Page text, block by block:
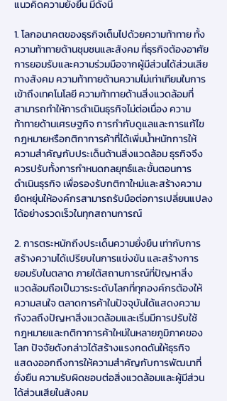
แนวคิดความยั่งยืน มีดังนี้
1. โลกอนาคตของธุรกิจเต็มไปด้วยความท้าทาย ทั้ง
ความท้าทายด้านชุมชนและสังคม ที่ธุรกิจต้องอาศัย
การยอมรับและความร่วมมือจากผู้มีส่วนได้ส่วนเสีย
ทางสังคม ความท้าทายด้านความไม่เท่าเทียมในการ
เข้าถึงเทคโนโลยี ความท้าทายด้านสิ่งแวดล้อมที่
สามารถทำให้การดำเนินธุรกิจไม่ต่อเนื่อง ความ
ท้าทายด้านเศรษฐกิจ การกำกับดูแลและการแก้ไข
กฎหมายหรือกติกาการค้าที่ได้เพิ่มน้ำหนักการให้
ความสำคัญกับประเด็นด้านสิ่งแวดล้อม ธุรกิจจึง
ควรปรับทั้งการกำหนดกลยุทธ์และขั้นตอนการ
ดำเนินธุรกิจ เพื่อรองรับกติกาใหม่และสร้างความ
ยืดหยุ่นให้องค์กรสามารถรับมือต่อการเปลี่ยนแปลง
ได้อย่างรวดเร็วในทุกสถานการณ์
2. การตระหนักถึงประเด็นความยั่งยืน เท่ากับการ
สร้างความได้เปรียบในการแข่งขัน และสร้างการ
ยอมรับในตลาด ภายใต้สถานการณ์ที่ปัญหาสิ่ง
แวดล้อมถือเป็นวาระระดับโลกที่ทุกองค์กรต้องให้
ความสนใจ ตลาดการค้าในปัจจุบันได้แสดงความ
กังวลถึงปัญหาสิ่งแวดล้อมและเริ่มมีการปรับใช้
กฎหมายและกติกาการค้าใหม่ในหลายภูมิภาคของ
โลก ปัจจัยดังกล่าวได้สร้างแรงกดดันให้ธุรกิจ
แสดงออกถึงการให้ความสำคัญกับการพัฒนาที่
ยั่งยืน ความรับผิดชอบต่อสิ่งแวดล้อมและผู้มีส่วน
ได้ส่วนเสียในสังคม